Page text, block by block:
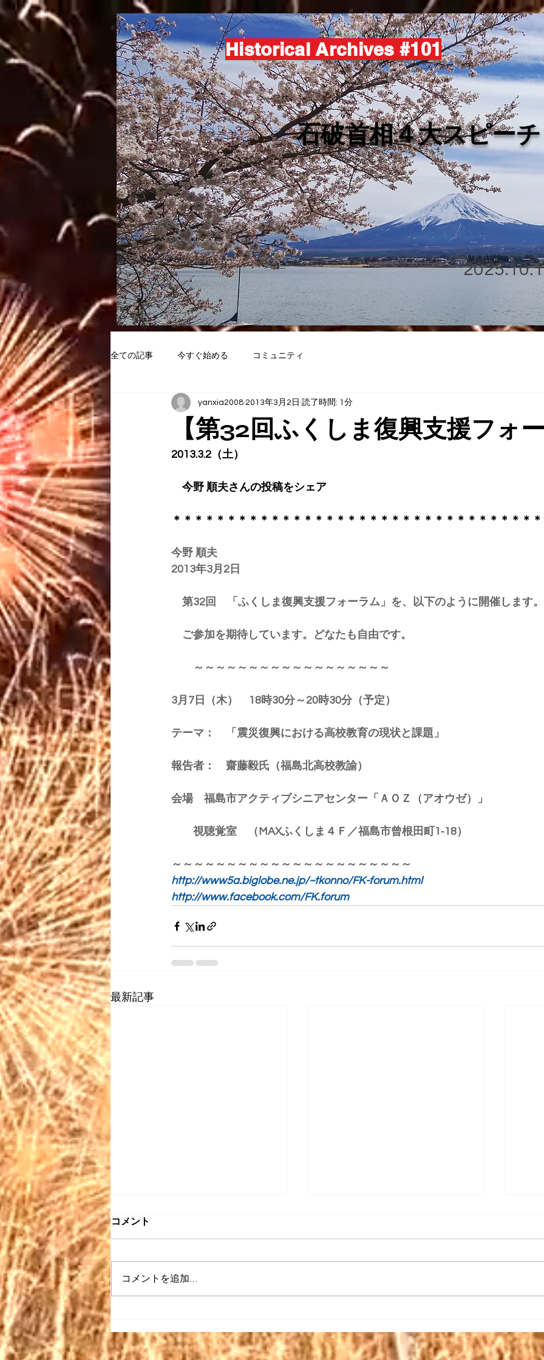
Historical Archives #101
​石破首相４大スピーチ
全ての記事 今すぐ始める コミュニティ
【第32回ふくしま復興支援フォ
yanxia2008 2013年3月2日 読了時間: 1分
2013.3.2（土）
今野 順夫さんの投稿をシェア
＊＊＊＊＊＊＊＊＊＊＊＊＊＊＊＊＊＊＊＊＊＊＊＊＊＊＊＊＊＊＊＊＊
今野 順夫
2013年3月2日
第32回　「ふくしま復興支援フォーラム」を、以下のように開催します。
ご参加を期待しています。どなたも自由です。
～～～～～～～～～～～～～～～～～～
3月7日（木）　18時30分～20時30分（予定）
テーマ：　「震災復興における高校教育の現状と課題」
報告者：　齋藤毅氏（福島北高校教諭）
会場　福島市アクティブシニアセンター「ＡＯＺ（アオウゼ）」
視聴覚室　（MAXふくしま４Ｆ／福島市曾根田町1‐18）
～～～～～～～～～～～～～～～～～～～～～～
http://www5a.biglobe.ne.jp/~tkonno/FK-forum.html
http://www.facebook.com/FK.forum
最新記事
ぞこのまま
理大臣】
コメント
コメントを追加…